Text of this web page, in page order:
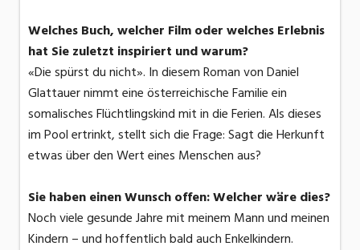
Welches Buch, welcher Film oder welches Erlebnis
hat Sie zuletzt inspiriert und warum?
«Die spürst du nicht». In diesem Roman von Daniel
Glattauer nimmt eine österreichische Familie ein
somalisches Flüchtlingskind mit in die Ferien. Als dieses
im Pool ertrinkt, stellt sich die Frage: Sagt die Herkunft
etwas über den Wert eines Menschen aus?
Sie haben einen Wunsch offen: Welcher wäre dies?
Noch viele gesunde Jahre mit meinem Mann und meinen
Kindern – und hoffentlich bald auch Enkelkindern.